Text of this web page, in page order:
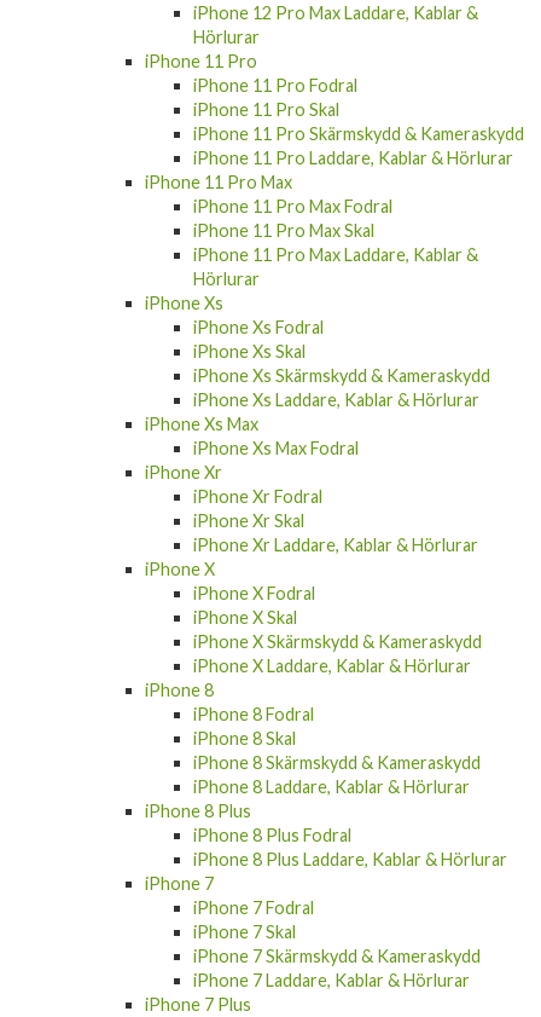
iPhone 12 Pro Max Laddare, Kablar &
Hörlurar
iPhone 11 Pro
iPhone 11 Pro Fodral
iPhone 11 Pro Skal
iPhone 11 Pro Skärmskydd & Kameraskydd
iPhone 11 Pro Laddare, Kablar & Hörlurar
iPhone 11 Pro Max
iPhone 11 Pro Max Fodral
iPhone 11 Pro Max Skal
iPhone 11 Pro Max Laddare, Kablar &
Hörlurar
iPhone Xs
iPhone Xs Fodral
iPhone Xs Skal
iPhone Xs Skärmskydd & Kameraskydd
iPhone Xs Laddare, Kablar & Hörlurar
iPhone Xs Max
iPhone Xs Max Fodral
iPhone Xr
iPhone Xr Fodral
iPhone Xr Skal
iPhone Xr Laddare, Kablar & Hörlurar
iPhone X
iPhone X Fodral
iPhone X Skal
iPhone X Skärmskydd & Kameraskydd
iPhone X Laddare, Kablar & Hörlurar
iPhone 8
iPhone 8 Fodral
iPhone 8 Skal
iPhone 8 Skärmskydd & Kameraskydd
iPhone 8 Laddare, Kablar & Hörlurar
iPhone 8 Plus
iPhone 8 Plus Fodral
iPhone 8 Plus Laddare, Kablar & Hörlurar
iPhone 7
iPhone 7 Fodral
iPhone 7 Skal
iPhone 7 Skärmskydd & Kameraskydd
iPhone 7 Laddare, Kablar & Hörlurar
iPhone 7 Plus